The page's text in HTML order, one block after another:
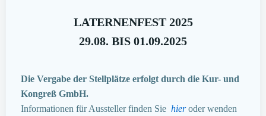
LATERNENFEST 2025
29.08. BIS 01.09.2025
Die Vergabe der Stellplätze erfolgt durch die Kur- und
Kongreß GmbH.
Informationen für Aussteller finden Sie hieroder wenden